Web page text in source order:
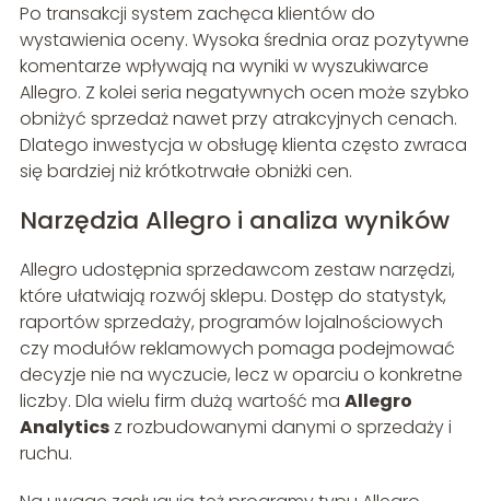
Po transakcji system zachęca klientów do
wystawienia oceny. Wysoka średnia oraz pozytywne
komentarze wpływają na wyniki w wyszukiwarce
Allegro. Z kolei seria negatywnych ocen może szybko
obniżyć sprzedaż nawet przy atrakcyjnych cenach.
Dlatego inwestycja w obsługę klienta często zwraca
się bardziej niż krótkotrwałe obniżki cen.
Narzędzia Allegro i analiza wyników
Allegro udostępnia sprzedawcom zestaw narzędzi,
które ułatwiają rozwój sklepu. Dostęp do statystyk,
raportów sprzedaży, programów lojalnościowych
czy modułów reklamowych pomaga podejmować
decyzje nie na wyczucie, lecz w oparciu o konkretne
liczby. Dla wielu firm dużą wartość ma Allegro
Analyticsz rozbudowanymi danymi o sprzedaży i
ruchu.